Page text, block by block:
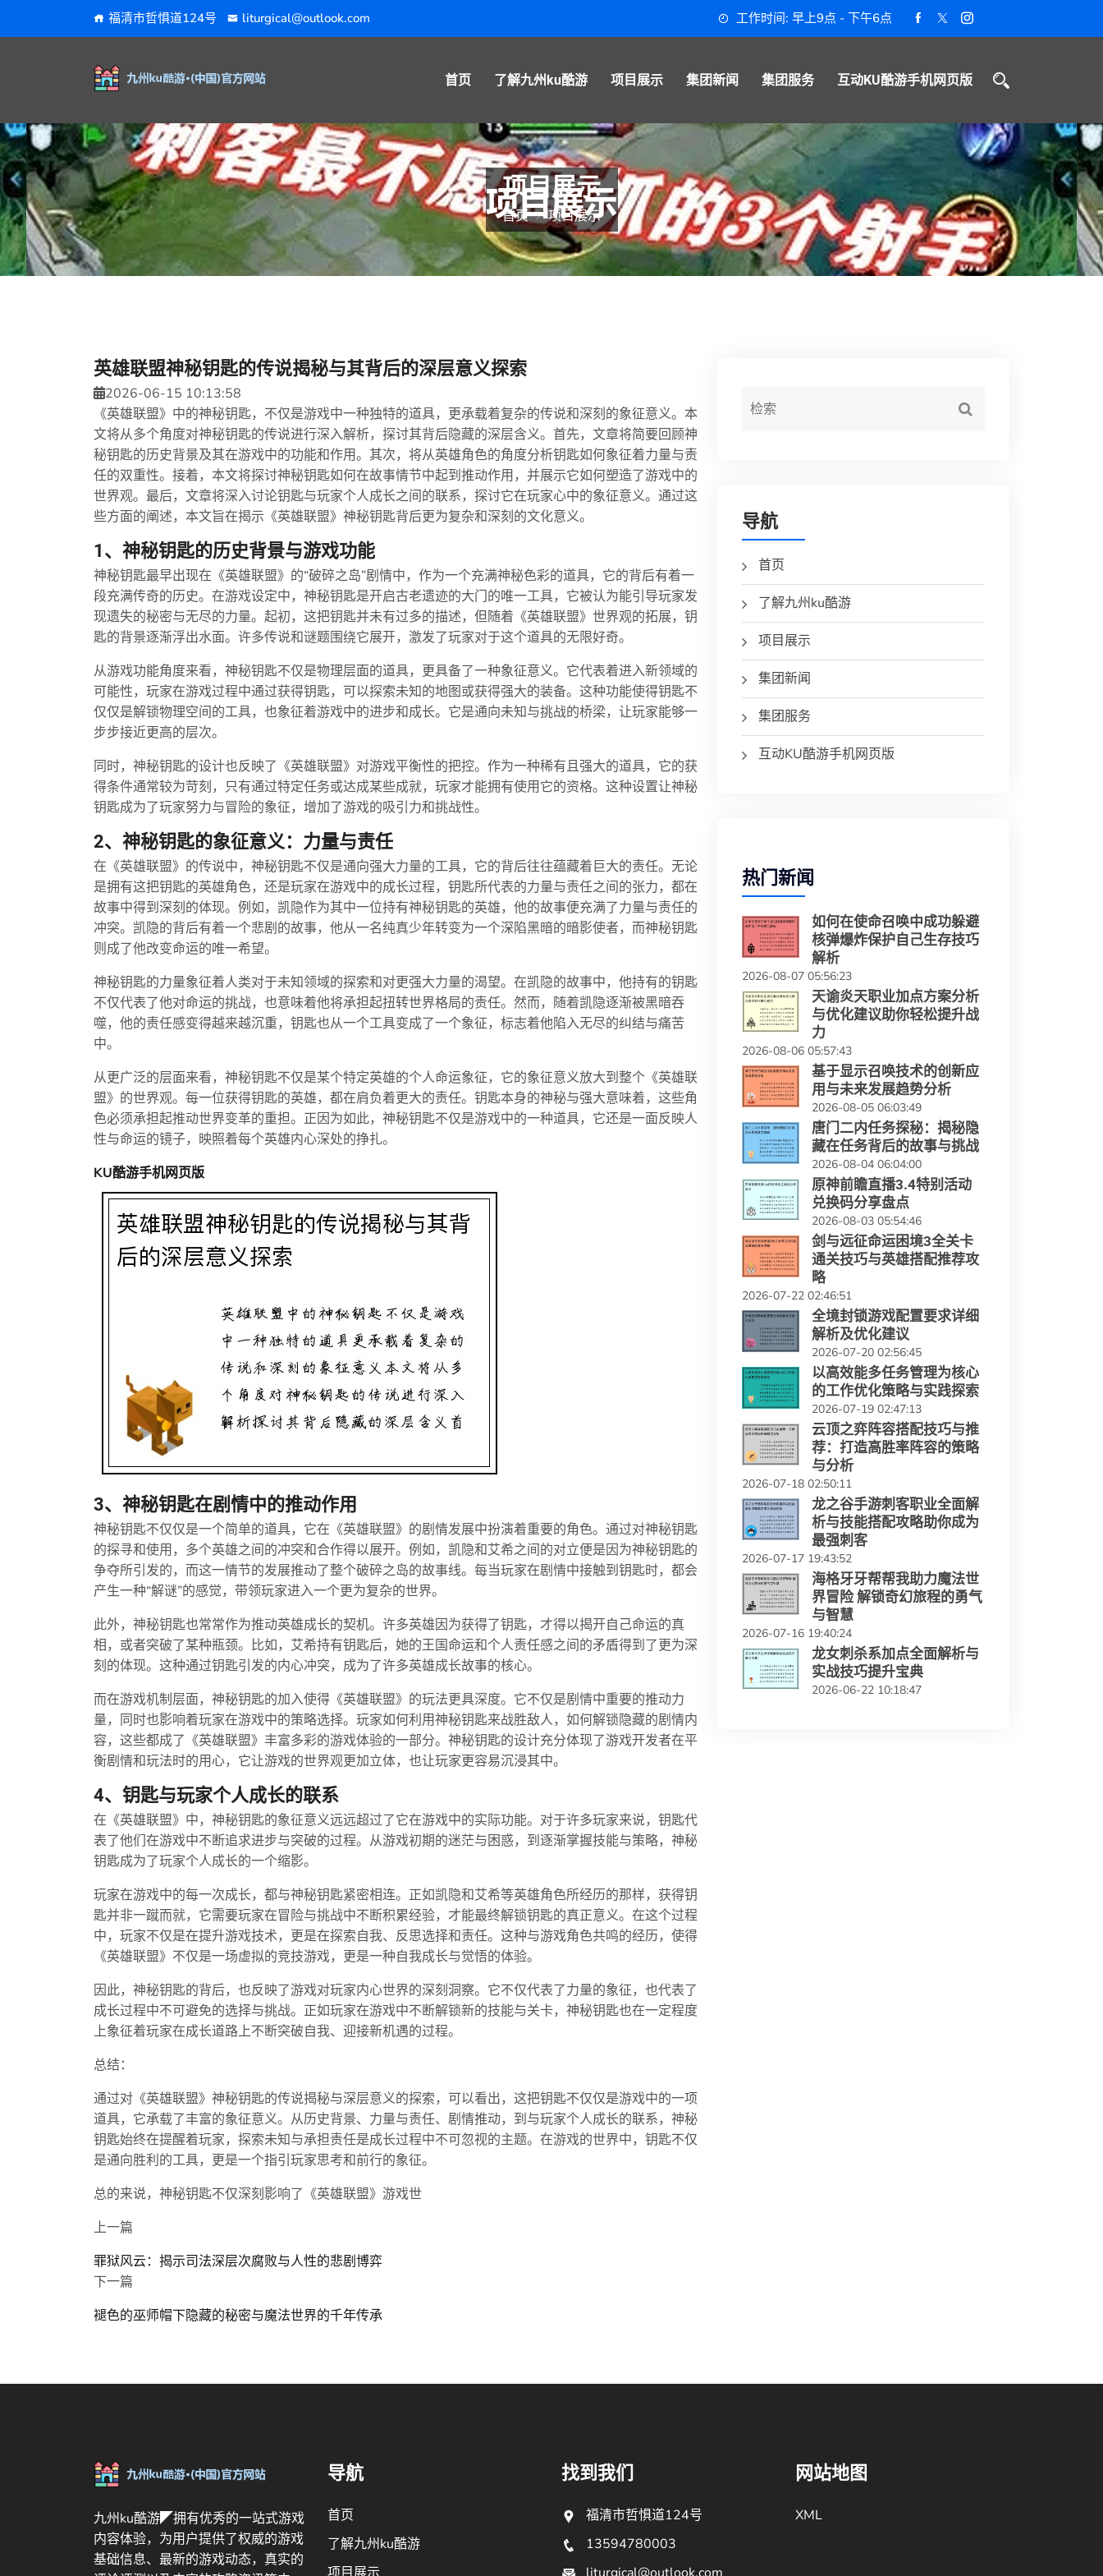
福清市哲惧道124号 liturgical@outlook.com 工作时间: 早上9点 - 下午6点
首页 了解九州ku酷游 项目展示 集团新闻 集团服务 互动KU酷游手机网页版
项目展示
首页 项目展示
英雄联盟神秘钥匙的传说揭秘与其背后的深层意义探索
2026-06-15 10:13:58
《英雄联盟》中的神秘钥匙，不仅是游戏中一种独特的道具，更承载着复杂的传说和深刻的象征意义。本
文将从多个角度对神秘钥匙的传说进行深入解析，探讨其背后隐藏的深层含义。首先，文章将简要回顾神
秘钥匙的历史背景及其在游戏中的功能和作用。其次，将从英雄角色的角度分析钥匙如何象征着力量与责
任的双重性。接着，本文将探讨神秘钥匙如何在故事情节中起到推动作用，并展示它如何塑造了游戏中的
世界观。最后，文章将深入讨论钥匙与玩家个人成长之间的联系，探讨它在玩家心中的象征意义。通过这
些方面的阐述，本文旨在揭示《英雄联盟》神秘钥匙背后更为复杂和深刻的文化意义。
1、神秘钥匙的历史背景与游戏功能
神秘钥匙最早出现在《英雄联盟》的“破碎之岛”剧情中，作为一个充满神秘色彩的道具，它的背后有着一
段充满传奇的历史。在游戏设定中，神秘钥匙是开启古老遗迹的大门的唯一工具，它被认为能引导玩家发
现遗失的秘密与无尽的力量。起初，这把钥匙并未有过多的描述，但随着《英雄联盟》世界观的拓展，钥
匙的背景逐渐浮出水面。许多传说和谜题围绕它展开，激发了玩家对于这个道具的无限好奇。
从游戏功能角度来看，神秘钥匙不仅是物理层面的道具，更具备了一种象征意义。它代表着进入新领域的
可能性，玩家在游戏过程中通过获得钥匙，可以探索未知的地图或获得强大的装备。这种功能使得钥匙不
仅仅是解锁物理空间的工具，也象征着游戏中的进步和成长。它是通向未知与挑战的桥梁，让玩家能够一
步步接近更高的层次。
同时，神秘钥匙的设计也反映了《英雄联盟》对游戏平衡性的把控。作为一种稀有且强大的道具，它的获
得条件通常较为苛刻，只有通过特定任务或达成某些成就，玩家才能拥有使用它的资格。这种设置让神秘
钥匙成为了玩家努力与冒险的象征，增加了游戏的吸引力和挑战性。
2、神秘钥匙的象征意义：力量与责任
在《英雄联盟》的传说中，神秘钥匙不仅是通向强大力量的工具，它的背后往往蕴藏着巨大的责任。无论
是拥有这把钥匙的英雄角色，还是玩家在游戏中的成长过程，钥匙所代表的力量与责任之间的张力，都在
故事中得到深刻的体现。例如，凯隐作为其中一位持有神秘钥匙的英雄，他的故事便充满了力量与责任的
冲突。凯隐的背后有着一个悲剧的故事，他从一名纯真少年转变为一个深陷黑暗的暗影使者，而神秘钥匙
则成了他改变命运的唯一希望。
神秘钥匙的力量象征着人类对于未知领域的探索和对更强大力量的渴望。在凯隐的故事中，他持有的钥匙
不仅代表了他对命运的挑战，也意味着他将承担起扭转世界格局的责任。然而，随着凯隐逐渐被黑暗吞
噬，他的责任感变得越来越沉重，钥匙也从一个工具变成了一个象征，标志着他陷入无尽的纠结与痛苦
中。
从更广泛的层面来看，神秘钥匙不仅是某个特定英雄的个人命运象征，它的象征意义放大到整个《英雄联
盟》的世界观。每一位获得钥匙的英雄，都在肩负着更大的责任。钥匙本身的神秘与强大意味着，这些角
色必须承担起推动世界变革的重担。正因为如此，神秘钥匙不仅是游戏中的一种道具，它还是一面反映人
性与命运的镜子，映照着每个英雄内心深处的挣扎。
KU酷游手机网页版
3、神秘钥匙在剧情中的推动作用
神秘钥匙不仅仅是一个简单的道具，它在《英雄联盟》的剧情发展中扮演着重要的角色。通过对神秘钥匙
的探寻和使用，多个英雄之间的冲突和合作得以展开。例如，凯隐和艾希之间的对立便是因为神秘钥匙的
争夺所引发的，而这一情节的发展推动了整个破碎之岛的故事线。每当玩家在剧情中接触到钥匙时，都会
产生一种“解谜”的感觉，带领玩家进入一个更为复杂的世界。
此外，神秘钥匙也常常作为推动英雄成长的契机。许多英雄因为获得了钥匙，才得以揭开自己命运的真
相，或者突破了某种瓶颈。比如，艾希持有钥匙后，她的王国命运和个人责任感之间的矛盾得到了更为深
刻的体现。这种通过钥匙引发的内心冲突，成为了许多英雄成长故事的核心。
而在游戏机制层面，神秘钥匙的加入使得《英雄联盟》的玩法更具深度。它不仅是剧情中重要的推动力
量，同时也影响着玩家在游戏中的策略选择。玩家如何利用神秘钥匙来战胜敌人，如何解锁隐藏的剧情内
容，这些都成了《英雄联盟》丰富多彩的游戏体验的一部分。神秘钥匙的设计充分体现了游戏开发者在平
衡剧情和玩法时的用心，它让游戏的世界观更加立体，也让玩家更容易沉浸其中。
4、钥匙与玩家个人成长的联系
在《英雄联盟》中，神秘钥匙的象征意义远远超过了它在游戏中的实际功能。对于许多玩家来说，钥匙代
表了他们在游戏中不断追求进步与突破的过程。从游戏初期的迷茫与困惑，到逐渐掌握技能与策略，神秘
钥匙成为了玩家个人成长的一个缩影。
玩家在游戏中的每一次成长，都与神秘钥匙紧密相连。正如凯隐和艾希等英雄角色所经历的那样，获得钥
匙并非一蹴而就，它需要玩家在冒险与挑战中不断积累经验，才能最终解锁钥匙的真正意义。在这个过程
中，玩家不仅是在提升游戏技术，更是在探索自我、反思选择和责任。这种与游戏角色共鸣的经历，使得
《英雄联盟》不仅是一场虚拟的竞技游戏，更是一种自我成长与觉悟的体验。
因此，神秘钥匙的背后，也反映了游戏对玩家内心世界的深刻洞察。它不仅代表了力量的象征，也代表了
成长过程中不可避免的选择与挑战。正如玩家在游戏中不断解锁新的技能与关卡，神秘钥匙也在一定程度
上象征着玩家在成长道路上不断突破自我、迎接新机遇的过程。
总结：
通过对《英雄联盟》神秘钥匙的传说揭秘与深层意义的探索，可以看出，这把钥匙不仅仅是游戏中的一项
道具，它承载了丰富的象征意义。从历史背景、力量与责任、剧情推动，到与玩家个人成长的联系，神秘
钥匙始终在提醒着玩家，探索未知与承担责任是成长过程中不可忽视的主题。在游戏的世界中，钥匙不仅
是通向胜利的工具，更是一个指引玩家思考和前行的象征。
总的来说，神秘钥匙不仅深刻影响了《英雄联盟》游戏世
上一篇
罪狱风云：揭示司法深层次腐败与人性的悲剧博弈
下一篇
褪色的巫师帽下隐藏的秘密与魔法世界的千年传承
导航
首页
了解九州ku酷游
项目展示
集团新闻
集团服务
互动KU酷游手机网页版
热门新闻
如何在使命召唤中成功躲避
核弹爆炸保护自己生存技巧
解析
2026-08-07 05:56:23
天谕炎天职业加点方案分析
与优化建议助你轻松提升战
力
2026-08-06 05:57:43
基于显示召唤技术的创新应
用与未来发展趋势分析
2026-08-05 06:03:49
唐门二内任务探秘：揭秘隐
藏在任务背后的故事与挑战
2026-08-04 06:04:00
原神前瞻直播3.4特别活动
兑换码分享盘点
2026-08-03 05:54:46
剑与远征命运困境3全关卡
通关技巧与英雄搭配推荐攻
略
2026-07-22 02:46:51
全境封锁游戏配置要求详细
解析及优化建议
2026-07-20 02:56:45
以高效能多任务管理为核心
的工作优化策略与实践探索
2026-07-19 02:47:13
云顶之弈阵容搭配技巧与推
荐：打造高胜率阵容的策略
与分析
2026-07-18 02:50:11
龙之谷手游刺客职业全面解
析与技能搭配攻略助你成为
最强刺客
2026-07-17 19:43:52
海格牙牙帮帮我助力魔法世
界冒险 解锁奇幻旅程的勇气
与智慧
2026-07-16 19:40:24
龙女刺杀系加点全面解析与
实战技巧提升宝典
2026-06-22 10:18:47
九州ku酷游◤拥有优秀的一站式游戏
内容体验，为用户提供了权威的游戏
基础信息、最新的游戏动态，真实的
导航
首页
了解九州ku酷游
找到我们
福清市哲惧道124号
13594780003
网站地图
XML